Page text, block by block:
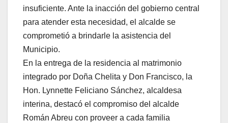
insuficiente. Ante la inacción del gobierno central
para atender esta necesidad, el alcalde se
comprometió a brindarle la asistencia del
Municipio.
En la entrega de la residencia al matrimonio
integrado por Doña Chelita y Don Francisco, la
Hon. Lynnette Feliciano Sánchez, alcaldesa
interina, destacó el compromiso del alcalde
Román Abreu con proveer a cada familia